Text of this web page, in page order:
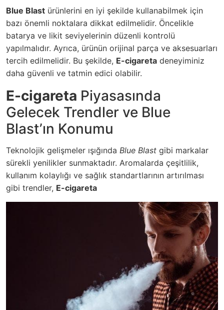
Blue Blast ürünlerini en iyi şekilde kullanabilmek için
bazı önemli noktalara dikkat edilmelidir. Öncelikle
batarya ve likit seviyelerinin düzenli kontrolü
yapılmalıdır. Ayrıca, ürünün orijinal parça ve aksesuarları
tercih edilmelidir. Bu şekilde, E-cigareta deneyiminiz
daha güvenli ve tatmin edici olabilir.
E-cigareta Piyasasında
Gelecek Trendler ve Blue
Blast’ın Konumu
Teknolojik gelişmeler ışığında Blue Blast gibi markalar
sürekli yenilikler sunmaktadır. Aromalarda çeşitlilik,
kullanım kolaylığı ve sağlık standartlarının artırılması
gibi trendler, E-cigareta